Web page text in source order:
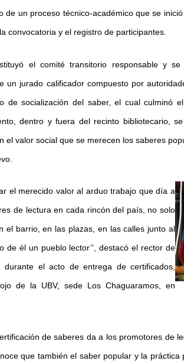
de un proceso técnico-académico que se
convocatoria y el registro de participantes.
el comité transitorio responsable y
un jurado calificador compuesto por
de socialización del saber, el cual culminó
dentro y fuera del recinto bibliotecario,
el valor social que se merecen los saberes
el merecido valor al arduo trabajo que día a
de lectura en cada rincón del país, no solo
el barrio, en las plazas, en las calles junto al
de él un pueblo lector’’, destacó el rector de
durante el acto de entrega de certificados,
de la UBV, sede Los Chaguaramos, en
de saberes da a los promotores de
que también el saber popular y la